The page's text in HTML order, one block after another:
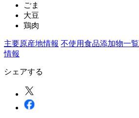
ごま
大豆
鶏肉
主要原産地情報 不使用食品添加物一覧
情報
シェアする